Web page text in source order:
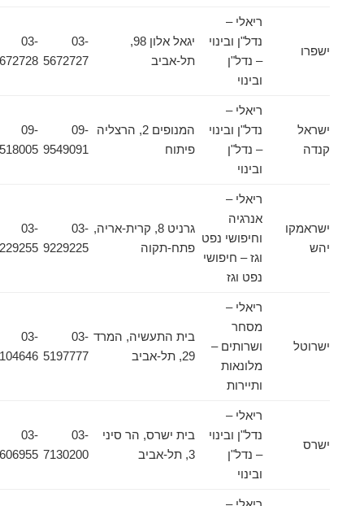
ישפרו
ריאלי –
נדל"ן ובינוי
– נדל"ן
ובינוי
יגאל אלון 98,
תל-אביב
5672727
5672728
ישראל
קנדה
ריאלי –
נדל"ן ובינוי
– נדל"ן
ובינוי
המנופים 2, הרצליה
פיתוח
09-
9549091
9518005
ישראמקו
ריאלי –
אנרגיה
וחיפושי נפט
וגז – חיפושי
נפט וגז
גרניט 8, קרית-אריה,
פתח-תקוה
03-
9229225
9229255
ישרוטל
ריאלי –
מסחר
ושרותים –
מלונאות
ותיירות
בית התעשיה, המרד 03-
5197777
5104646
ישרס
ריאלי –
נדל"ן ובינוי
– נדל"ן
ובינוי
בית ישרס, הר סיני
03-
7130200
5606955